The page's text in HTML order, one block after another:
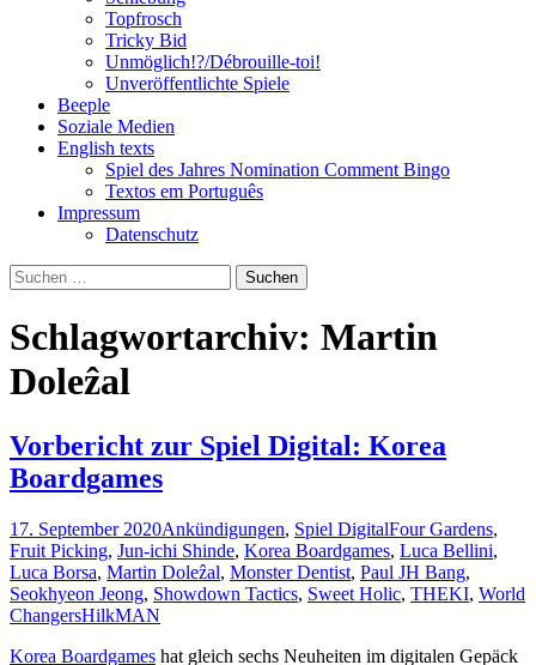
Topfrosch
Tricky Bid
Unmöglich!?/Débrouille-toi!
Unveröffentlichte Spiele
Beeple
Soziale Medien
English texts
Spiel des Jahres Nomination Comment Bingo
Textos em Português
Impressum
Datenschutz
Suchen
nach:
Schlagwortarchiv: Martin
Doleẑal
Vorbericht zur Spiel Digital: Korea
Boardgames
17. September 2020Ankündigungen, Spiel DigitalFour Gardens,
Fruit Picking, Jun-ichi Shinde, Korea Boardgames, Luca Bellini,
Luca Borsa, Martin Doleẑal, Monster Dentist, Paul JH Bang,
Seokhyeon Jeong, Showdown Tactics, Sweet Holic, THEKI, World
ChangersHilkMAN
Korea Boardgames hat gleich sechs Neuheiten im digitalen Gepäck